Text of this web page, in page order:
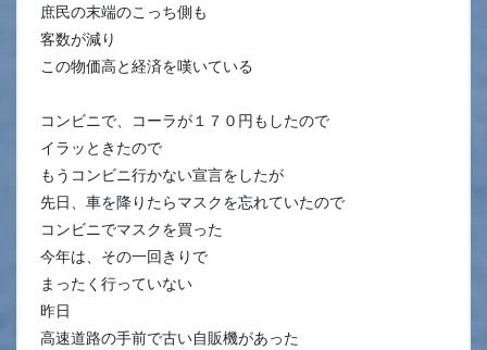
庶民の末端のこっち側も
客数が減り
この物価高と経済を嘆いている
コンビニで、コーラが１７０円もしたので
イラッときたので
もうコンビニ行かない宣言をしたが
先日、車を降りたらマスクを忘れていたので
コンビニでマスクを買った
今年は、その一回きりで
まったく行っていない
昨日
高速道路の手前で古い自販機があった